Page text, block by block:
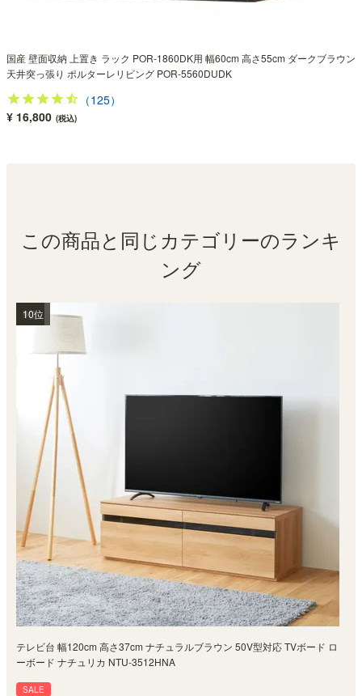
国産 壁面収納 上置き ラック POR-1860DK用 幅60cm 高さ55cm ダークブラウン
天井突っ張り ポルターレリビング POR-5560DUDK
（125）
¥ 16,800 (税込)
この商品と同じカテゴリーのランキ
ング
テレビ台 幅120cm 高さ37cm ナチュラルブラウン 50V型対応 TVボード ロ
ーボード ナチュリカ NTU-3512HNA
SALE
1位
2位
3位
4位
5位
6位
7位
8位
9位
10位